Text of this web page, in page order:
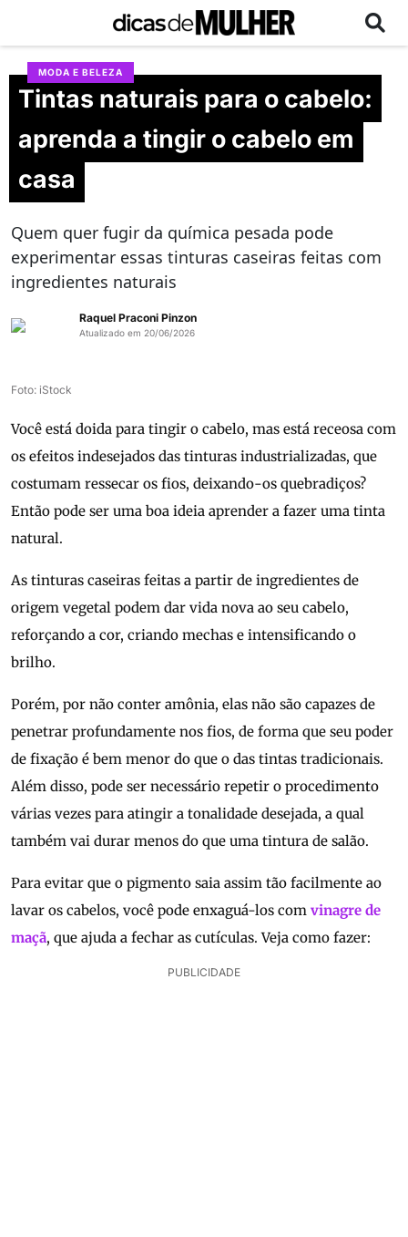
MODA E BELEZA
Tintas naturais para o cabelo:
aprenda a tingir o cabelo em
casa
Quem quer fugir da química pesada pode
experimentar essas tinturas caseiras feitas com
ingredientes naturais
Raquel Praconi Pinzon
Atualizado em 20/06/2026
Foto: iStock
Você está doida para tingir o cabelo, mas está receosa com
os efeitos indesejados das tinturas industrializadas, que
costumam ressecar os fios, deixando-os quebradiços?
Então pode ser uma boa ideia aprender a fazer uma tinta
natural.
As tinturas caseiras feitas a partir de ingredientes de
origem vegetal podem dar vida nova ao seu cabelo,
reforçando a cor, criando mechas e intensificando o
brilho.
Porém, por não conter amônia, elas não são capazes de
penetrar profundamente nos fios, de forma que seu poder
de fixação é bem menor do que o das tintas tradicionais.
Além disso, pode ser necessário repetir o procedimento
várias vezes para atingir a tonalidade desejada, a qual
também vai durar menos do que uma tintura de salão.
Para evitar que o pigmento saia assim tão facilmente ao
lavar os cabelos, você pode enxaguá-los com vinagre de
maçã, que ajuda a fechar as cutículas. Veja como fazer:
PUBLICIDADE